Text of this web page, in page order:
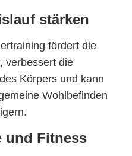
stärken
fördert die
verbessert die
Körpers und kann
Wohlbefinden
und Fitness